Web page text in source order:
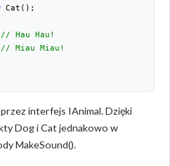
Cat();
// Hau Hau!
// Miau Miau!
interfejs IAnimal. Dzięki
Dog i Cat jednakowo w
MakeSound().